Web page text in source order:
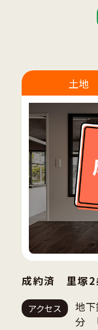
土地
成約済 里塚
アクセス
地
分